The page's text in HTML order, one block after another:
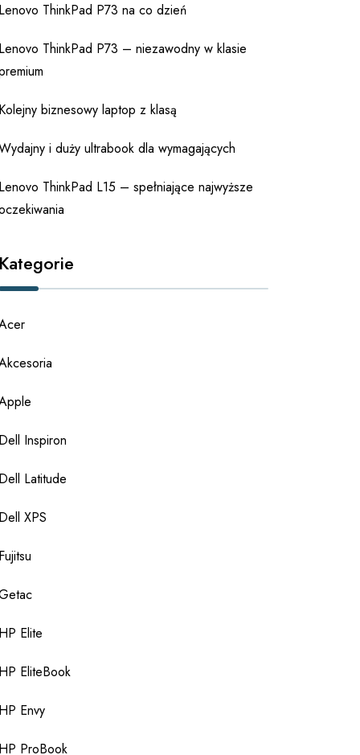
ThinkPad P73 na co dzień
ThinkPad P73 – niezawodny w klasie
biznesowy laptop z klasą
i duży ultrabook dla wymagających
ThinkPad L15 – spełniające najwyższe
Inspiron
Latitude
XPS
Elite
EliteBook
Envy
ProBook